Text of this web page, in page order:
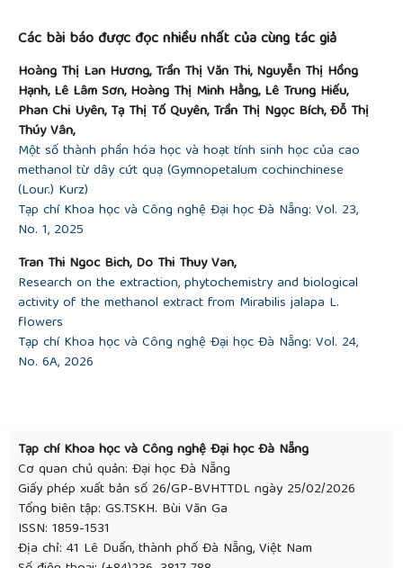
Các bài báo được đọc nhiều nhất của cùng tác giả
Hoàng Thị Lan Hương, Trần Thị Văn Thi, Nguyễn Thị Hồng
Hạnh, Lê Lâm Sơn, Hoàng Thị Minh Hằng, Lê Trung Hiếu,
Phan Chi Uyên, Tạ Thị Tố Quyên, Trần Thị Ngọc Bích, Đỗ Thị
Thúy Vân,
Một số thành phần hóa học và hoạt tính sinh học của cao
methanol từ dây cứt quạ (Gymnopetalum cochinchinese
(Lour.) Kurz)
Tạp chí Khoa học và Công nghệ Đại học Đà Nẵng: Vol. 23,
No. 1, 2025
Tran Thi Ngoc Bich, Do Thi Thuy Van,
Research on the extraction, phytochemistry and biological
activity of the methanol extract from Mirabilis jalapa L.
flowers
Tạp chí Khoa học và Công nghệ Đại học Đà Nẵng: Vol. 24,
No. 6A, 2026
Tạp chí Khoa học và Công nghệ Đại học Đà Nẵng
Cơ quan chủ quản: Đại học Đà Nẵng
Giấy phép xuất bản số 26/GP-BVHTTDL ngày 25/02/2026
Tổng biên tập: GS.TSKH. Bùi Văn Ga
ISSN: 1859-1531
Địa chỉ: 41 Lê Duẩn, thành phố Đà Nẵng, Việt Nam